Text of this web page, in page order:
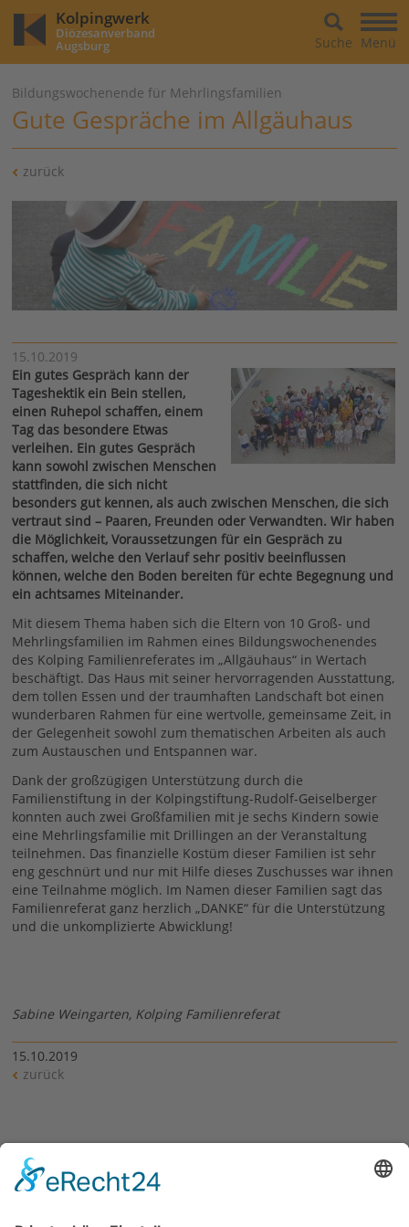
Kolpingwerk
Diözesanverband
Augsburg Menü
Suche
Bildungswochenende für Mehrlingsfamilien
Gute Gespräche im Allgäuhaus
zurück
15.10.2019
Ein gutes Gespräch kann der
Tageshektik ein Bein stellen,
einen Ruhepol schaffen, einem
Tag das besondere Etwas
verleihen. Ein gutes Gespräch
kann sowohl zwischen Menschen
stattfinden, die sich nicht
besonders gut kennen, als auch zwischen Menschen, die sich
vertraut sind – Paaren, Freunden oder Verwandten. Wir haben
die Möglichkeit, Voraussetzungen für ein Gespräch zu
schaffen, welche den Verlauf sehr positiv beeinflussen
können, welche den Boden bereiten für echte Begegnung und
ein achtsames Miteinander.
Mit diesem Thema haben sich die Eltern von 10 Groß- und
Mehrlingsfamilien im Rahmen eines Bildungswochenendes
des Kolping Familienreferates im „Allgäuhaus“ in Wertach
beschäftigt. Das Haus mit seiner hervorragenden Ausstattung,
dem tollen Essen und der traumhaften Landschaft bot einen
wunderbaren Rahmen für eine wertvolle, gemeinsame Zeit, in
der Gelegenheit sowohl zum thematischen Arbeiten als auch
zum Austauschen und Entspannen war.
Dank der großzügigen Unterstützung durch die
Familienstiftung in der Kolpingstiftung-Rudolf-Geiselberger
konnten auch zwei Großfamilien mit je sechs Kindern sowie
eine Mehrlingsfamilie mit Drillingen an der Veranstaltung
teilnehmen. Das finanzielle Kostüm dieser Familien ist sehr
eng geschnürt und nur mit Hilfe dieses Zuschusses war ihnen
eine Teilnahme möglich. Im Namen dieser Familien sagt das
Familienreferat ganz herzlich „DANKE“ für die Unterstützung
und die unkomplizierte Abwicklung!
Sabine Weingarten, Kolping Familienreferat
15.10.2019
zurück
Siehe auch
Mehr zur Familienstiftung